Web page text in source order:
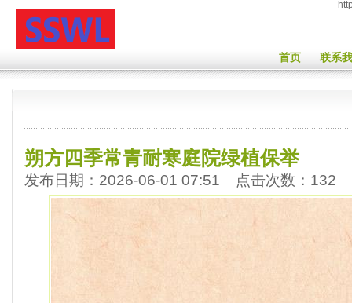
首页 联系
朔方四季常青耐寒庭院绿植保举
发布日期：2026-06-01 07:51 点击次数：132